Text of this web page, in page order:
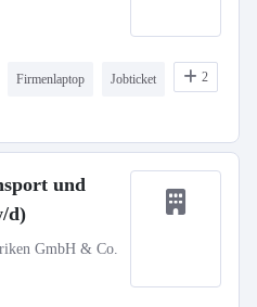
Firmenlaptop Jobticket 2
und
d)
GmbH & Co.